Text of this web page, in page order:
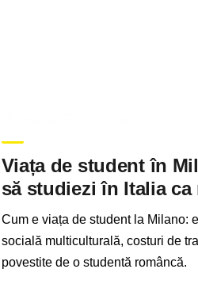
Viața de student în
să studiezi în Italia ca
Cum e viața de student la Milano:
socială multiculturală, costuri de
povestite de o studentă româncă.